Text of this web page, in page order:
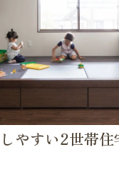
やすい2世帯住